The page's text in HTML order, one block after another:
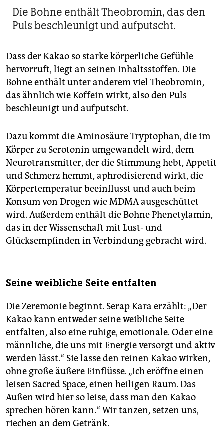
Die Bohne enthält Theobromin, das den
Puls beschleunigt und aufputscht.
Dass der Kakao so starke körperliche Gefühle
hervorruft, liegt an seinen Inhaltsstoffen. Die
Bohne enthält unter anderem viel Theobromin,
das ähnlich wie Koffein wirkt, also den Puls
beschleunigt und aufputscht.
Dazu kommt die Aminosäure Tryptophan, die im
Körper zu Serotonin umgewandelt wird, dem
Neurotransmitter, der die Stimmung hebt, Appetit
und Schmerz hemmt, aphrodisierend wirkt, die
Körpertemperatur beeinflusst und auch beim
Konsum von Drogen wie MDMA ausgeschüttet
wird. Außerdem enthält die Bohne Phenetylamin,
das in der Wissenschaft mit Lust- und
Glücksempfinden in Verbindung gebracht wird.
Seine weibliche Seite entfalten
Die Zeremonie beginnt. Serap Kara erzählt: „Der
Kakao kann entweder seine weibliche Seite
entfalten, also eine ruhige, emotionale. Oder eine
männliche, die uns mit Energie versorgt und aktiv
werden lässt.“ Sie lasse den reinen Kakao wirken,
ohne große äußere Einflüsse. „Ich eröffne einen
leisen Sacred Space, einen heiligen Raum. Das
Außen wird hier so leise, dass man den Kakao
sprechen hören kann.“ Wir tanzen, setzen uns,
riechen an dem Getränk.